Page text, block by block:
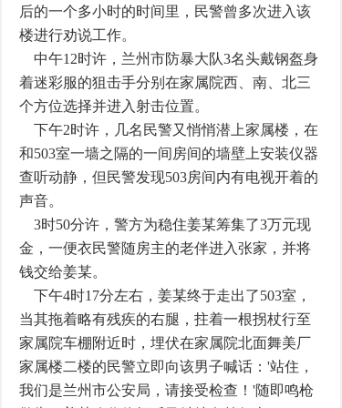
后的一个多小时的时间里，民警曾多次进入该
楼进行劝说工作。
中午12时许，兰州市防暴大队3名头戴钢盔身
着迷彩服的狙击手分别在家属院西、南、北三
个方位选择并进入射击位置。
下午2时许，几名民警又悄悄潜上家属楼，在
和503室一墙之隔的一间房间的墙壁上安装仪器
查听动静，但民警发现503房间内有电视开着的
声音。
3时50分许，警方为稳住姜某筹集了3万元现
金，一便衣民警随房主的老伴进入张家，并将
钱交给姜某。
下午4时17分左右，姜某终于走出了503室，
当其拖着略有残疾的右腿，拄着一根拐杖行至
家属院车棚附近时，埋伏在家属院北面舞美厂
家属楼二楼的民警立即向该男子喊话：'站住，
我们是兰州市公安局，请接受检查！'随即鸣枪